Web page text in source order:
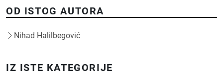
OD ISTOG AUTORA
Nihad Halilbegović
IZ ISTE KATEGORIJE